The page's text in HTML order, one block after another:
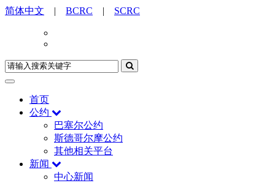
简体中文 | BCRC | SCRC
首页
公约
巴塞尔公约
斯德哥尔摩公约
其他相关平台
新闻
中心新闻